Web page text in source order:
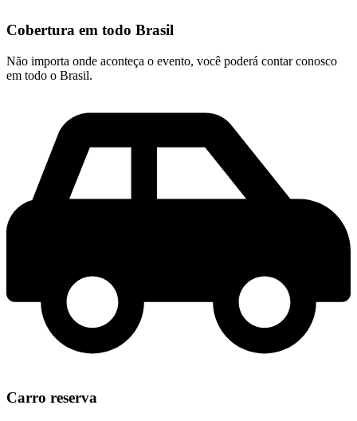
Cobertura em todo Brasil
Não importa onde aconteça o evento, você poderá contar conosco
em todo o Brasil.
Carro reserva